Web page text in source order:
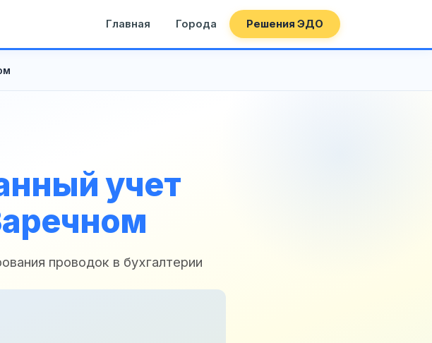
Главная Города Решения ЭДО
учет
проводок в бухгалтерии